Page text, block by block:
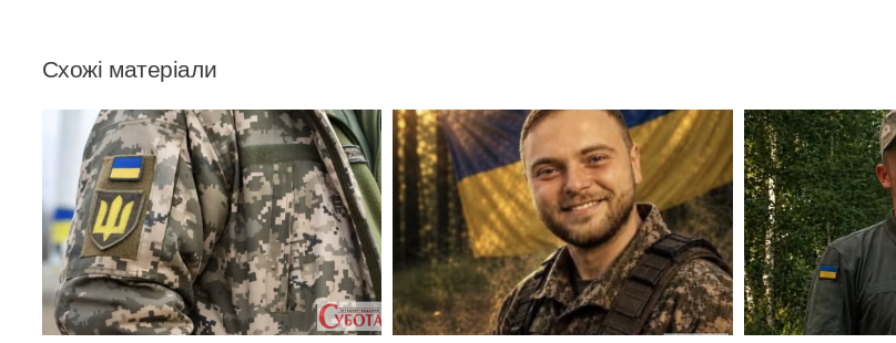
Схожі матеріали